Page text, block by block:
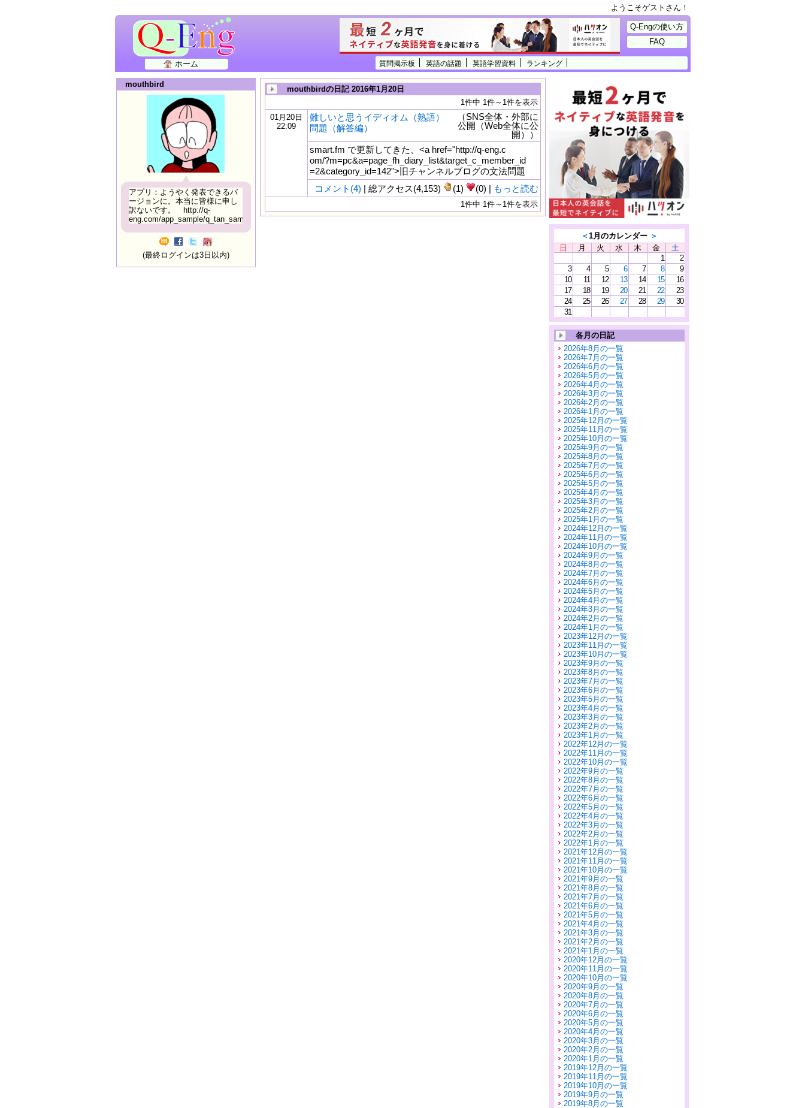
ようこそゲストさん！
質問掲示板 英語の話題 英語学習資料 ランキング
ホーム
Q-Engの使い方
FAQ
mouthbird
アプリ：ようやく発表できるバ
ージョンに。本当に皆様に申し
訳ないです。 http://q-
eng.com/app_sample/q_tan_sample06.html
(最終ログインは3日以内)
mouthbirdの日記 2016年1月20日
1件中 1件～1件を表示
01月20日
22:09
難しいと思うイディオム（熟語）
問題（解答編）
（SNS全体・外部に
公開（Web全体に公
開））
smart.fm で更新してきた、<a href="http://q-eng.c
om/?m=pc&a=page_fh_diary_list&target_c_member_id
=2&category_id=142">旧チャンネルブログの文法問題
コメント(4) | 総アクセス(4,153) (1) (0) | もっと読む
1件中 1件～1件を表示
＜1月のカレンダー ＞
日
月 火 水 木 金
土
1
2
3
4 5 6 7 8
9
10
11 12 13 14 15
16
17
18 19 20 21 22
23
24
25 26 27 28 29
30
31
各月の日記
2026年8月の一覧
2026年7月の一覧
2026年6月の一覧
2026年5月の一覧
2026年4月の一覧
2026年3月の一覧
2026年2月の一覧
2026年1月の一覧
2025年12月の一覧
2025年11月の一覧
2025年10月の一覧
2025年9月の一覧
2025年8月の一覧
2025年7月の一覧
2025年6月の一覧
2025年5月の一覧
2025年4月の一覧
2025年3月の一覧
2025年2月の一覧
2025年1月の一覧
2024年12月の一覧
2024年11月の一覧
2024年10月の一覧
2024年9月の一覧
2024年8月の一覧
2024年7月の一覧
2024年6月の一覧
2024年5月の一覧
2024年4月の一覧
2024年3月の一覧
2024年2月の一覧
2024年1月の一覧
2023年12月の一覧
2023年11月の一覧
2023年10月の一覧
2023年9月の一覧
2023年8月の一覧
2023年7月の一覧
2023年6月の一覧
2023年5月の一覧
2023年4月の一覧
2023年3月の一覧
2023年2月の一覧
2023年1月の一覧
2022年12月の一覧
2022年11月の一覧
2022年10月の一覧
2022年9月の一覧
2022年8月の一覧
2022年7月の一覧
2022年6月の一覧
2022年5月の一覧
2022年4月の一覧
2022年3月の一覧
2022年2月の一覧
2022年1月の一覧
2021年12月の一覧
2021年11月の一覧
2021年10月の一覧
2021年9月の一覧
2021年8月の一覧
2021年7月の一覧
2021年6月の一覧
2021年5月の一覧
2021年4月の一覧
2021年3月の一覧
2021年2月の一覧
2021年1月の一覧
2020年12月の一覧
2020年11月の一覧
2020年10月の一覧
2020年9月の一覧
2020年8月の一覧
2020年7月の一覧
2020年6月の一覧
2020年5月の一覧
2020年4月の一覧
2020年3月の一覧
2020年2月の一覧
2020年1月の一覧
2019年12月の一覧
2019年11月の一覧
2019年10月の一覧
2019年9月の一覧
2019年8月の一覧